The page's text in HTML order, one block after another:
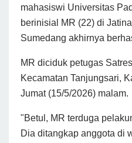
mahasiswi Universitas
berinisial MR (22) di
Sumedang akhirnya
MR diciduk petugas
Kecamatan Tanjungsari,
Jumat (15/5/2026) malam.
"Betul, MR terduga
Dia ditangkap anggota di